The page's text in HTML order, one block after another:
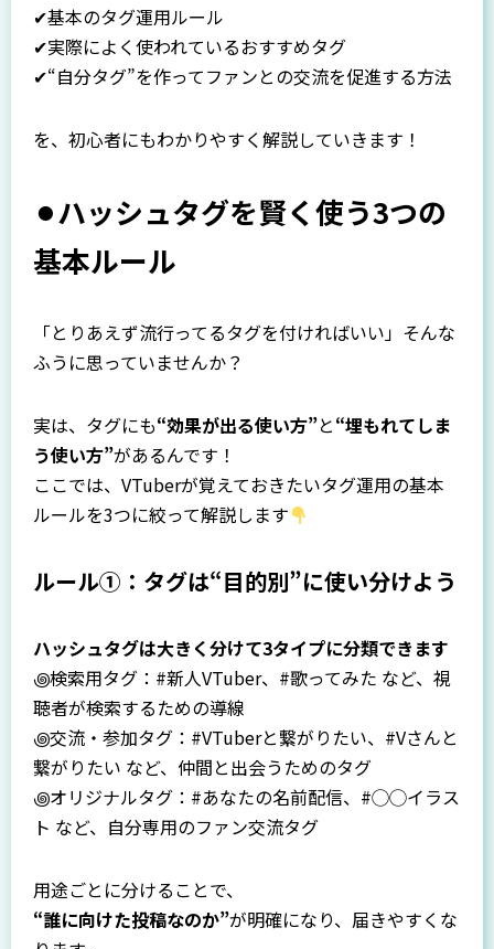
✔基本のタグ運用ルール
✔実際によく使われているおすすめタグ
✔“自分タグ”を作ってファンとの交流を促進する方法
を、初心者にもわかりやすく解説していきます！
⚫︎ハッシュタグを賢く使う3つの
基本ルール
「とりあえず流行ってるタグを付ければいい」――そんな
ふうに思っていませんか？
実は、タグにも“効果が出る使い方”と“埋もれてしま
う使い方”があるんです！
ここでは、VTuberが覚えておきたいタグ運用の基本
ルールを3つに絞って解説します
ルール①：タグは“目的別”に使い分けよう
ハッシュタグは大きく分けて3タイプに分類できます
꩜検索用タグ：#新人VTuber、#歌ってみた など、視
聴者が検索するための導線
꩜交流・参加タグ：#VTuberと繋がりたい、#Vさんと
繋がりたい など、仲間と出会うためのタグ
꩜オリジナルタグ：#あなたの名前配信、#◯◯イラス
ト など、自分専用のファン交流タグ
用途ごとに分けることで、
“誰に向けた投稿なのか”が明確になり、届きやすくな